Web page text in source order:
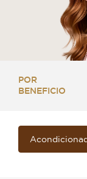
POR
BENEFICIO